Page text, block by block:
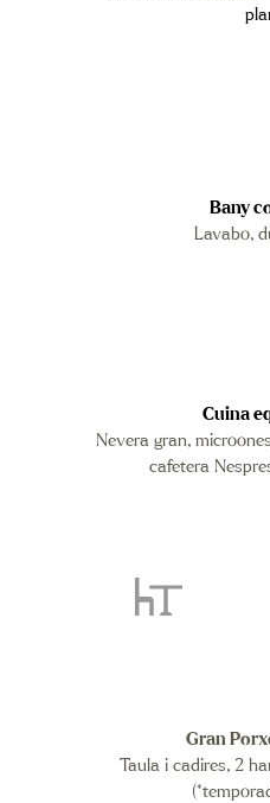
Bany
Lavabo,
Cuina
Nevera gran,
cafetera
Gran
Taula i cadires, 2